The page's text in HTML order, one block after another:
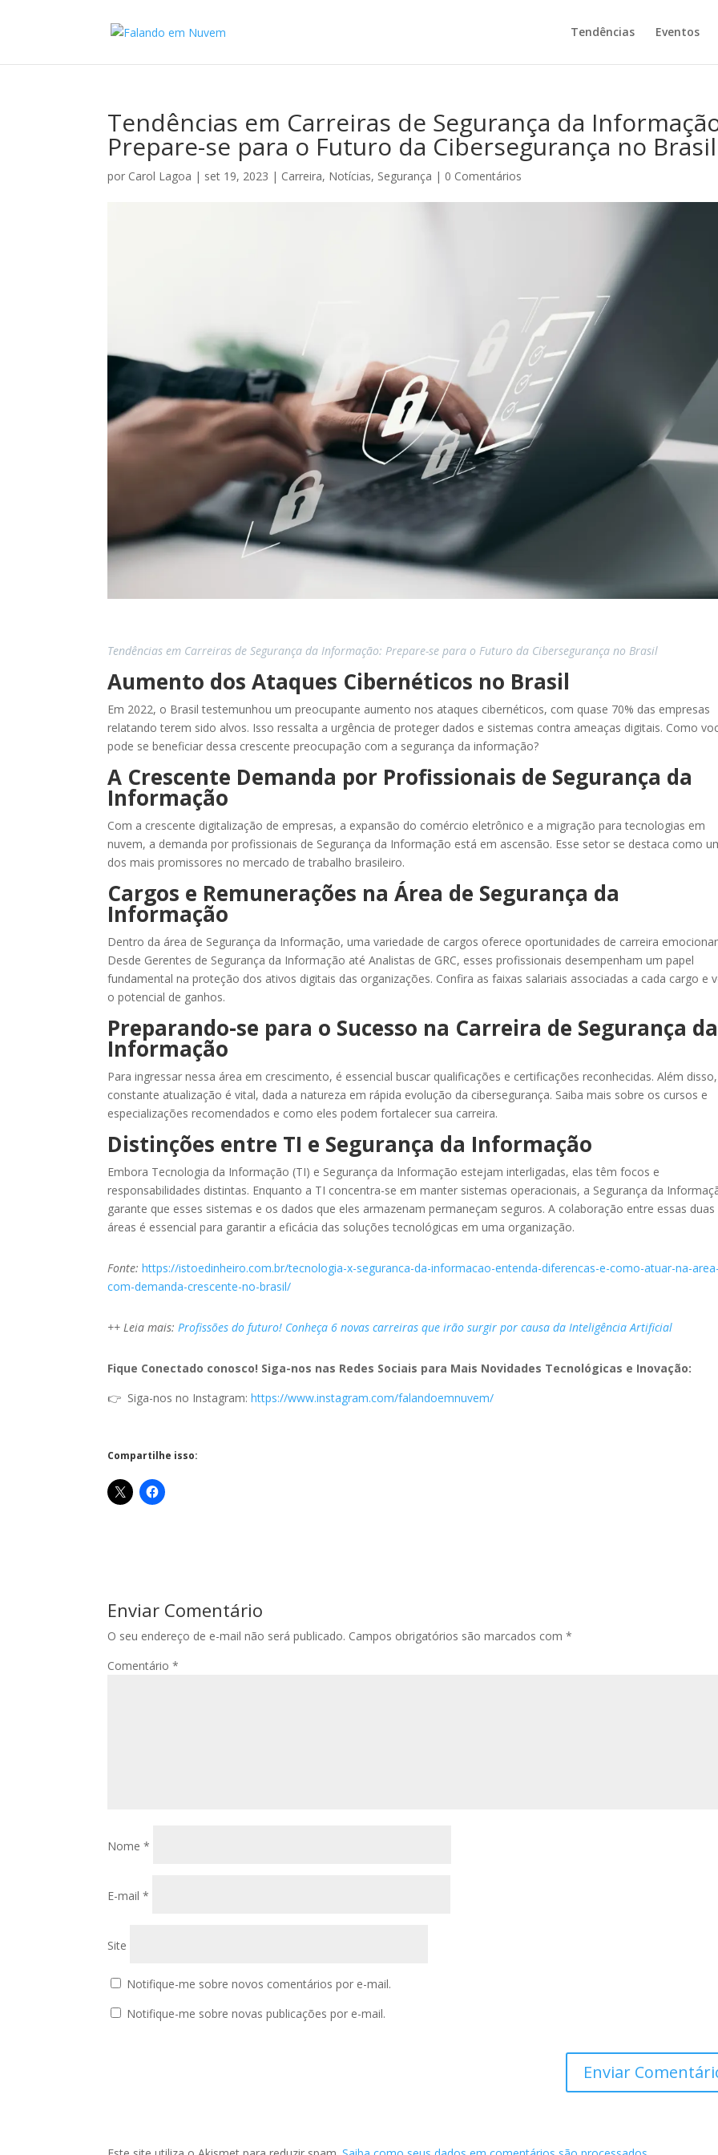
Tendências Eventos
Tendências em Carreiras de Segurança da
Prepare-se para o Futuro da Cibersegurança no Brasil
por Carol Lagoa | set 19, 2023 | Carreira, Notícias, Segurança | 0 Comentários
Tendências em Carreiras de Segurança da Informação: Prepare-se para o Futuro da Cibersegurança no Brasil
Aumento dos Ataques Cibernéticos no Brasil
Em 2022, o Brasil testemunhou um preocupante aumento nos ataques cibernéticos, com quase 70% das empresas
relatando terem sido alvos. Isso ressalta a urgência de proteger dados e sistemas contra ameaças digitais. Como
pode se beneficiar dessa crescente preocupação com a segurança da informação?
A Crescente Demanda por Profissionais de Segurança da
Informação
Com a crescente digitalização de empresas, a expansão do comércio eletrônico e a migração para tecnologias em
nuvem, a demanda por profissionais de Segurança da Informação está em ascensão. Esse setor se destaca como
dos mais promissores no mercado de trabalho brasileiro.
Cargos e Remunerações na Área de Segurança da
Informação
Dentro da área de Segurança da Informação, uma variedade de cargos oferece oportunidades de carreira
Desde Gerentes de Segurança da Informação até Analistas de GRC, esses profissionais desempenham um papel
fundamental na proteção dos ativos digitais das organizações. Confira as faixas salariais associadas a cada cargo e
o potencial de ganhos.
Preparando-se para o Sucesso na Carreira de Segurança da
Informação
Para ingressar nessa área em crescimento, é essencial buscar qualificações e certificações reconhecidas. Além
constante atualização é vital, dada a natureza em rápida evolução da cibersegurança. Saiba mais sobre os cursos e
especializações recomendados e como eles podem fortalecer sua carreira.
Distinções entre TI e Segurança da Informação
Embora Tecnologia da Informação (TI) e Segurança da Informação estejam interligadas, elas têm focos e
responsabilidades distintas. Enquanto a TI concentra-se em manter sistemas operacionais, a Segurança da
garante que esses sistemas e os dados que eles armazenam permaneçam seguros. A colaboração entre essas duas
áreas é essencial para garantir a eficácia das soluções tecnológicas em uma organização.
Fonte:https://istoedinheiro.com.br/tecnologia-x-seguranca-da-informacao-entenda-diferencas-e-como-atuar-na-
com-demanda-crescente-no-brasil/
++ Leia mais:Profissões do futuro! Conheça 6 novas carreiras que irão surgir por causa da Inteligência Artificial
Fique Conectado conosco! Siga-nos nas Redes Sociais para Mais Novidades Tecnológicas e Inovação:
👉 Siga-nos no Instagram:https://www.instagram.com/falandoemnuvem/
Compartilhe isso:
Enviar Comentário
O seu endereço de e-mail não será publicado. Campos obrigatórios são marcados com*
Comentário*
Nome*
E-mail*
Site
Notifique-me sobre novos comentários por e-mail.
Notifique-me sobre novas publicações por e-mail.